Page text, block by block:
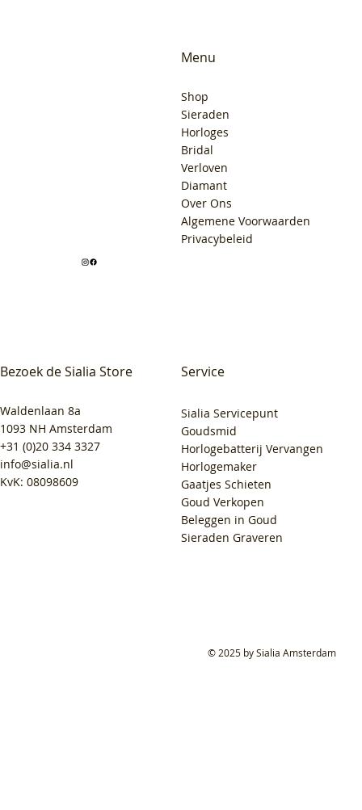
Bezoek de Sialia Store
Waldenlaan 8a
1093 NH Amsterdam
+31 (0)20 334 3327
info@sialia.nl
KvK: 08098609
Menu
Shop
Sieraden
Horloges
Bridal
Verloven
Diamant
Over Ons
Algemene Voorwaarden
Privacybeleid
Service
Sialia Servicepunt
Goudsmid
Horlogebatterij Vervangen
Horlogemaker
Gaatjes Schieten
Goud Verkopen
Beleggen in Goud
Sieraden Graveren
© 2025 by Sialia Amsterdam